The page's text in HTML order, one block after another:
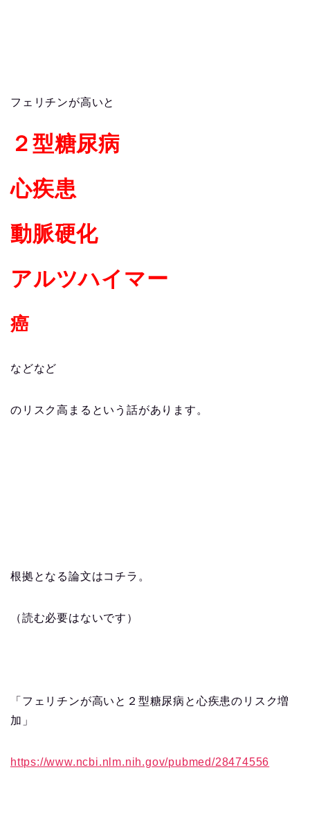
フェリチンが高いと
２型糖尿病
心疾患
動脈硬化
アルツハイマー
癌
などなど
のリスク高まるという話があります。
根拠となる論文はコチラ。
（読む必要はないです）
「フェリチンが高いと２型糖尿病と心疾患のリスク増
加」
https://www.ncbi.nlm.nih.gov/pubmed/28474556